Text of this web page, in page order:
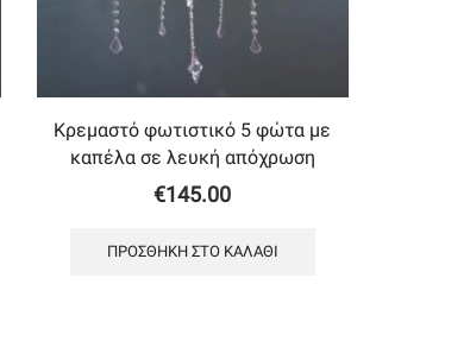
Κρεμαστό φωτιστικό 5 φώτα με
καπέλα σε λευκή απόχρωση
€145.00
ΠΡΟΣΘΉΚΗ ΣΤΟ ΚΑΛΆΘΙ